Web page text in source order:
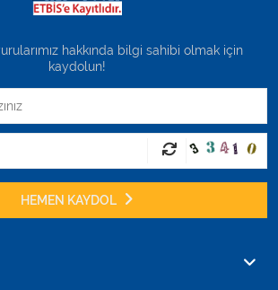
hakkında bilgi sahibi olmak için
kaydolun!
HEMEN KAYDOL